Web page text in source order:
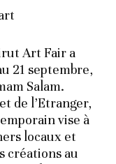
Art Fair a
21 septembre,
Salam.
de l’Etranger,
vise à
locaux et
créations au